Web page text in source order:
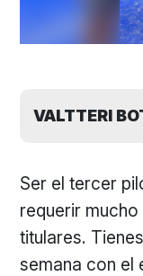
VALTTERI
Ser el tercer
requerir
titulares.
semana con el